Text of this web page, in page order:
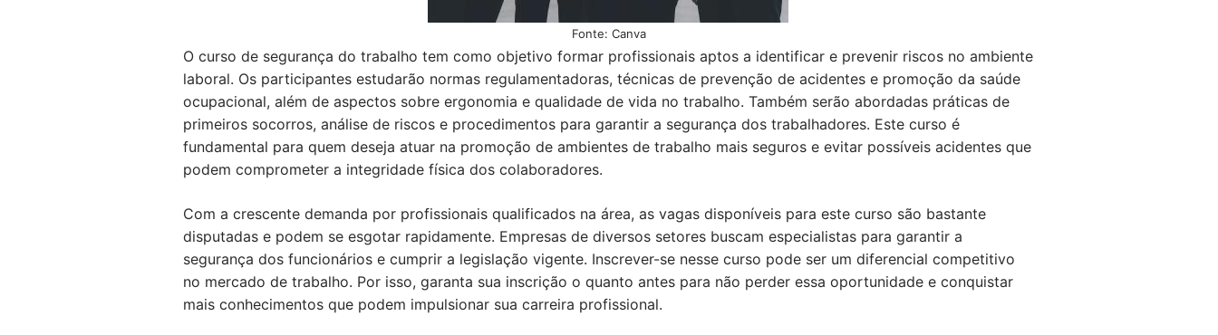
Fonte: Canva
O curso de segurança do trabalho tem como objetivo formar profissionais aptos a identificar e prevenir riscos no ambiente
laboral. Os participantes estudarão normas regulamentadoras, técnicas de prevenção de acidentes e promoção da saúde
ocupacional, além de aspectos sobre ergonomia e qualidade de vida no trabalho. Também serão abordadas práticas de
primeiros socorros, análise de riscos e procedimentos para garantir a segurança dos trabalhadores. Este curso é
fundamental para quem deseja atuar na promoção de ambientes de trabalho mais seguros e evitar possíveis acidentes que
podem comprometer a integridade física dos colaboradores.
Com a crescente demanda por profissionais qualificados na área, as vagas disponíveis para este curso são bastante
disputadas e podem se esgotar rapidamente. Empresas de diversos setores buscam especialistas para garantir a
segurança dos funcionários e cumprir a legislação vigente. Inscrever-se nesse curso pode ser um diferencial competitivo
no mercado de trabalho. Por isso, garanta sua inscrição o quanto antes para não perder essa oportunidade e conquistar
mais conhecimentos que podem impulsionar sua carreira profissional.